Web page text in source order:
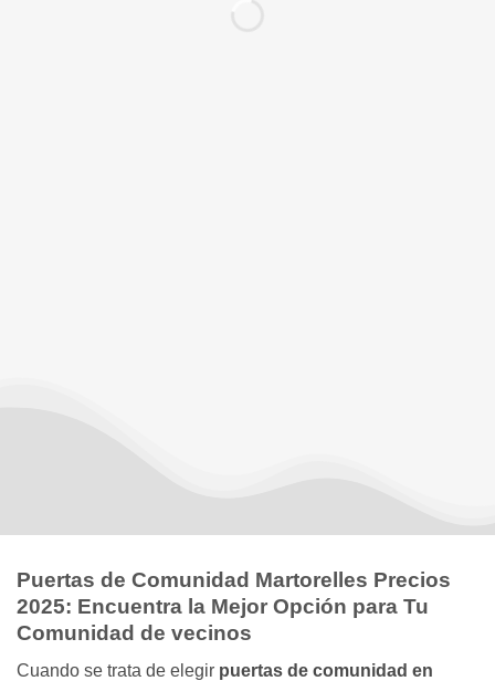
Puertas de Comunidad Martorelles Precios
2025: Encuentra la Mejor Opción para Tu
Comunidad de vecinos
Cuando se trata de elegir puertas de comunidad en